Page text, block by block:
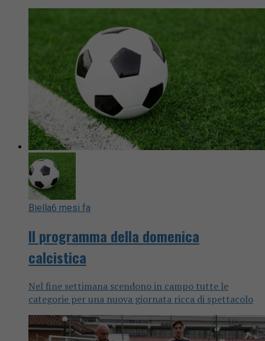
Biella6 mesi fa
Il programma della domenica
calcistica
Nel fine settimana scendono in campo tutte le
categorie per una nuova giornata ricca di spettacolo